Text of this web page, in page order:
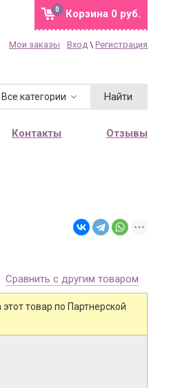
Корзина 0 руб.
0
Мои заказы Вход \ Регистрация
Все категории Найти
Контакты Отзывы
Сравнить с другим товаром
этот товар по Партнерской